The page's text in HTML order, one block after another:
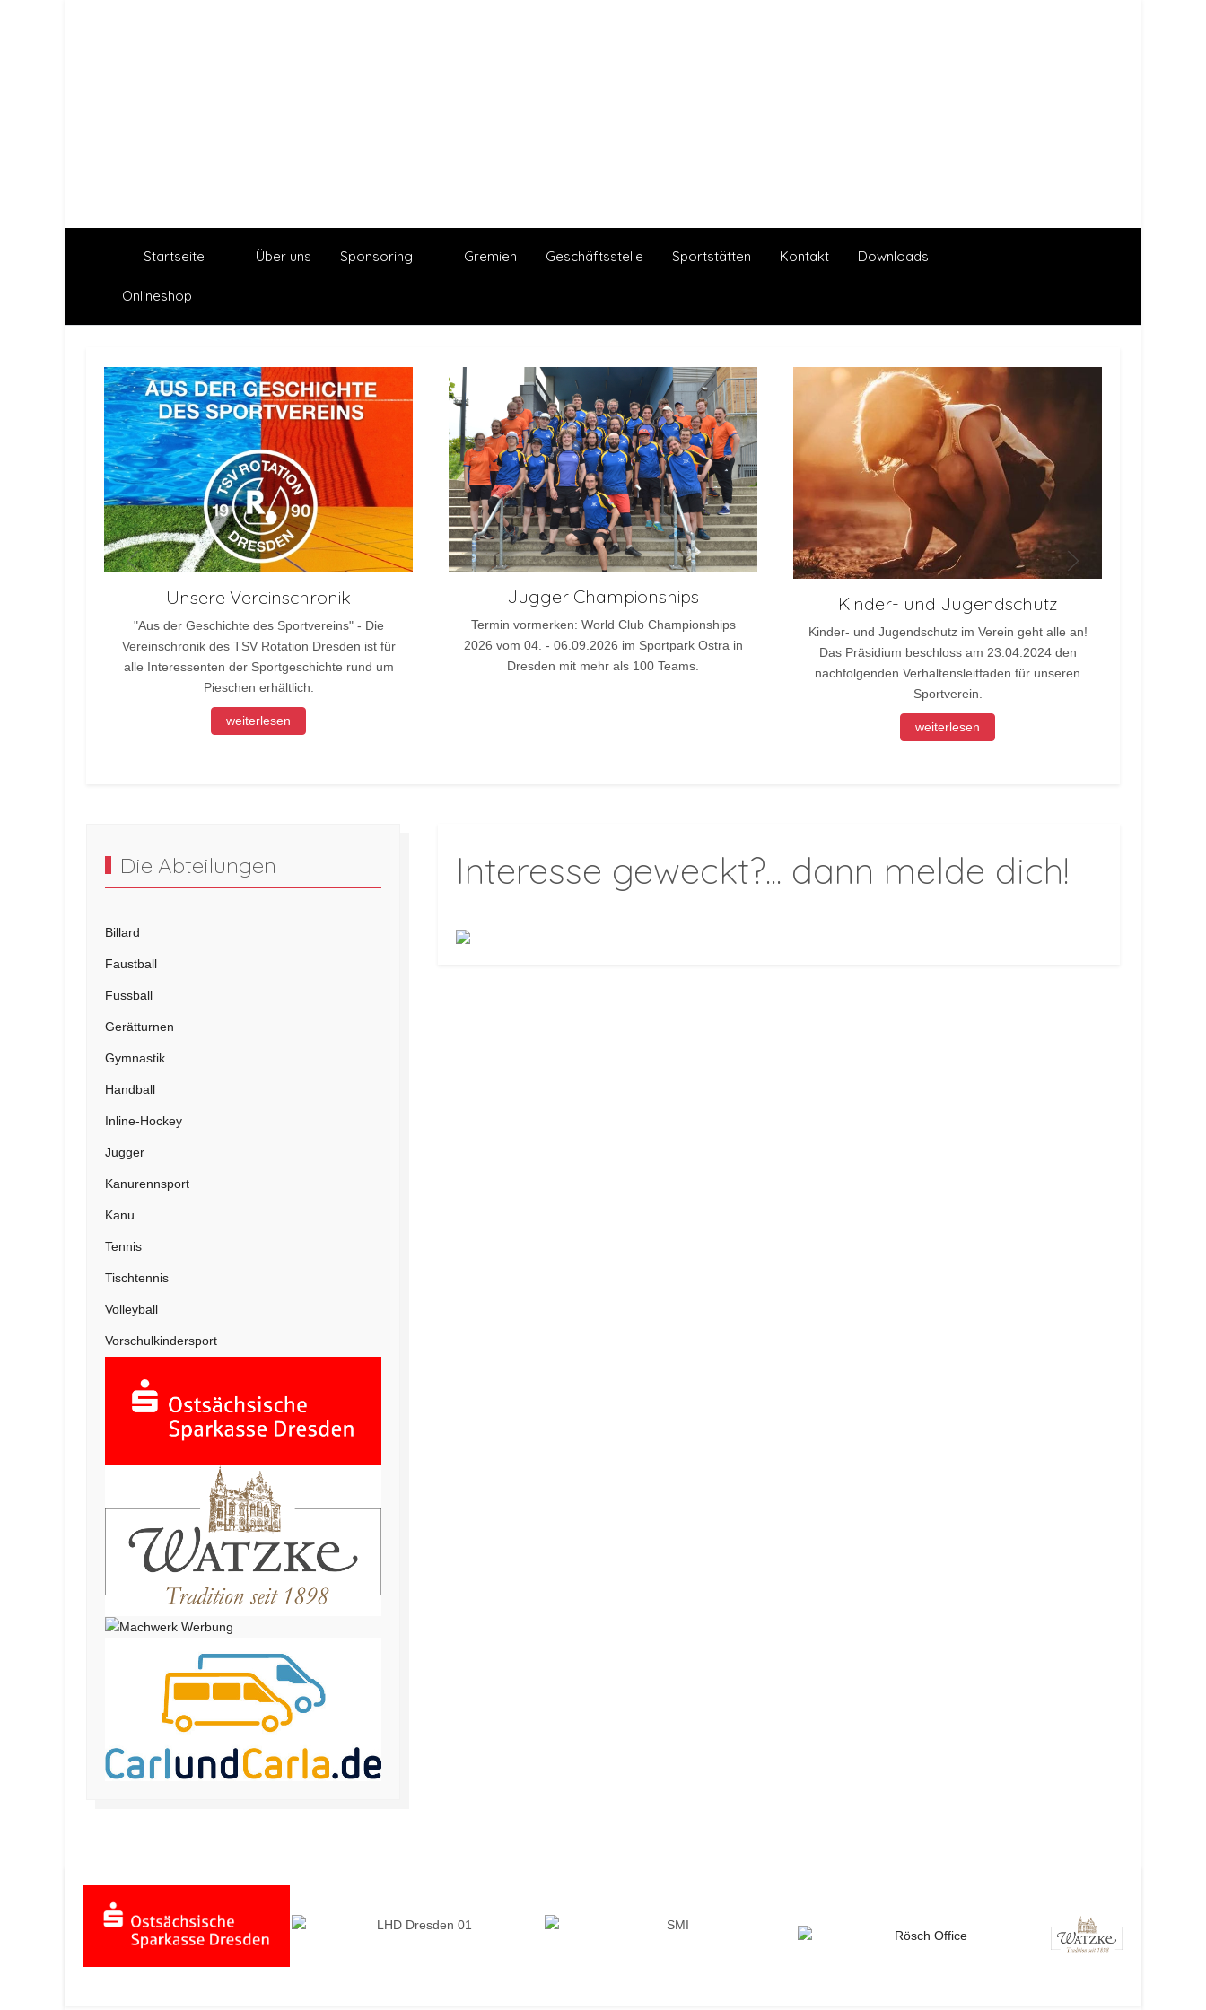
Startseite Über uns Sponsoring Gremien Geschäftsstelle Sportstätten Kontakt Downloads
Onlineshop
Unsere Vereinschronik
"Aus der Geschichte des Sportvereins" - Die
Vereinschronik des TSV Rotation Dresden ist für
alle Interessenten der Sportgeschichte rund um
Pieschen erhältlich.
weiterlesen
Jugger Championships
Termin vormerken: World Club Championships
2026 vom 04. - 06.09.2026 im Sportpark Ostra in
Dresden mit mehr als 100 Teams.
Kinder- und Jugendschutz
Kinder- und Jugendschutz im Verein geht alle an!
Das Präsidium beschloss am 23.04.2024 den
nachfolgenden Verhaltensleitfaden für unseren
Sportverein.
weiterlesen
Die Abteilungen
Billard
Faustball
Fussball
Gerätturnen
Gymnastik
Handball
Inline-Hockey
Jugger
Kanurennsport
Kanu
Tennis
Tischtennis
Volleyball
Vorschulkindersport
Interesse geweckt?... dann melde dich!